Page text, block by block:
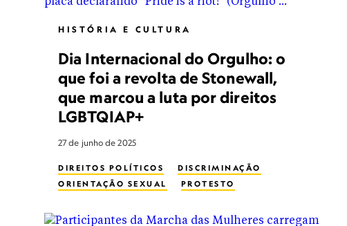
HISTÓRIA E CULTURA
Dia Internacional do Orgulho: o
que foi a revolta de Stonewall,
que marcou a luta por direitos
LGBTQIAP+
27 de junho de 2025
DIREITOS POLÍTICOS
DISCRIMINAÇÃO
ORIENTAÇÃO SEXUAL
PROTESTO